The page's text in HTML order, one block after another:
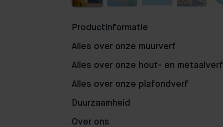
Productinformatie
Alles over onze muurverf
Alles over onze hout- en metaalverf
Alles over onze plafondverf
Duurzaamheid
Over ons